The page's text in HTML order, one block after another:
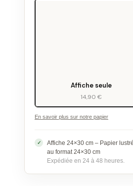
Affiche seule
14,90 €
En savoir plus sur notre papier
Affiche 24×30 cm – Papier
au format 24×30 cm
Expédiée en 24 à 48 heures.